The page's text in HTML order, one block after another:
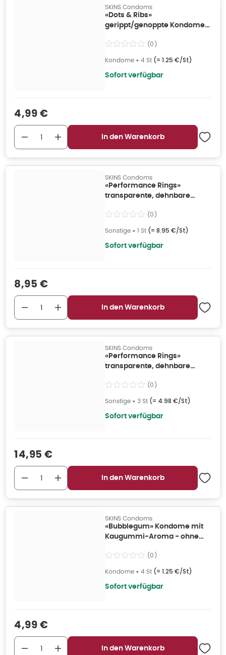
SKINS Condoms
«Dots & Ribs»
gerippt/genoppte Kondome
Kondome) 4 St
(0)
Kondome • 4 St (= 1.25 €/St)
Sofort verfügbar
Verkaufspreis
4,99 €
In den Warenkorb
SKINS Condoms
«Performance Rings»
transparente, dehnbare
(0)
Sonstige • 1 St (= 8.95 €/St)
Sofort verfügbar
Verkaufspreis
8,95 €
In den Warenkorb
SKINS Condoms
«Performance Rings»
transparente, dehnbare
(0)
Sonstige • 3 St (= 4.98 €/St)
Sofort verfügbar
Verkaufspreis
14,95 €
In den Warenkorb
SKINS Condoms
«Bubblegum» Kondome mit
Kaugummi-Aroma - ohne
St
(0)
Kondome • 4 St (= 1.25 €/St)
Sofort verfügbar
Verkaufspreis
4,99 €
In den Warenkorb